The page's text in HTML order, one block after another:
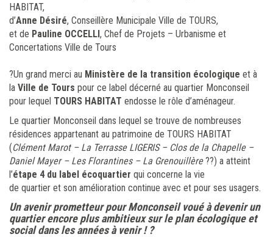
HABITAT,
d’Anne Désiré, Conseillère Municipale Ville de TOURS,
et de Pauline OCCELLI, Chef de Projets – Urbanisme et
Concertations Ville de Tours
?Un grand merci au Ministère de la transition écologique et à
la Ville de Tours pour ce label décerné au quartier Monconseil
pour lequel TOURS HABITAT endosse le rôle d’aménageur.
Le quartier Monconseil dans lequel se trouve de nombreuses
résidences appartenant au patrimoine de TOURS HABITAT
(Clément Marot – La Terrasse LIGERIS – Clos de la Chapelle –
Daniel Mayer – Les Florantines – La Grenouillère??) a atteint
l’étape 4 du label écoquartier qui concerne la vie
de quartier et son amélioration continue avec et pour ses usagers.
Un avenir prometteur pour Monconseil voué à devenir un
quartier encore plus ambitieux sur le plan écologique et
social dans les années à venir ! ?